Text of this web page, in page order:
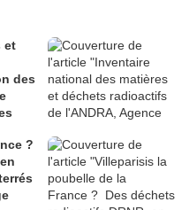
et
des
?